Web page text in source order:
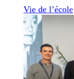
Vie de l’école